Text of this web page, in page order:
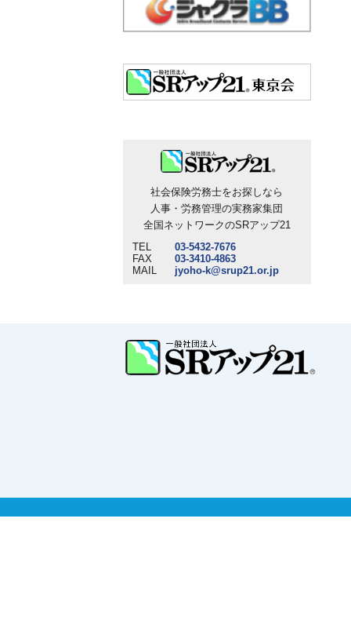
社会保険労務士をお探しなら
人事・労務管理の実務家集団
全国ネットワークのSRアップ21
TEL
03-5432-7676
FAX
03-3410-4863
MAIL
jyoho-k@srup21.or.jp